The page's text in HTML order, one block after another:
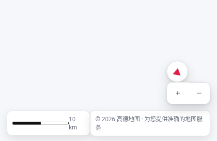
+ −
10
km
© 2026 高德地图 · 为您提供准确的地图服
务